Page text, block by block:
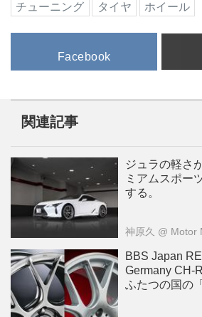
チューニング
タイヤ ホイール
Facebook
関連記事
ジュラの軽さ
ミアムスポー
する。
神原久 @ Motor
BBS Japan
Germany CH-R 日本とドイツ、
ふたつの国の